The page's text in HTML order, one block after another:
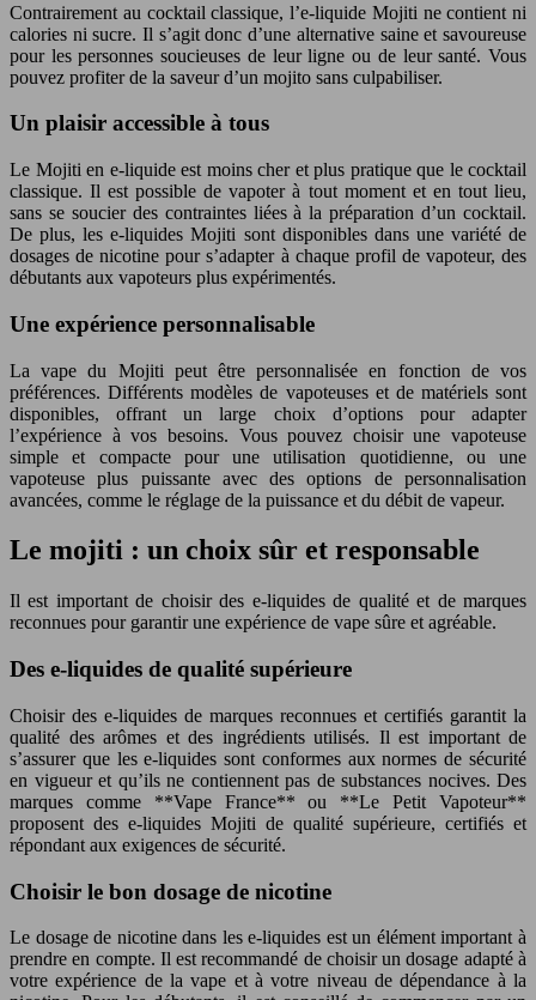
Contrairement au cocktail classique, l’e-liquide Mojiti ne contient ni
calories ni sucre. Il s’agit donc d’une alternative saine et savoureuse
pour les personnes soucieuses de leur ligne ou de leur santé. Vous
pouvez profiter de la saveur d’un mojito sans culpabiliser.
Un plaisir accessible à tous
Le Mojiti en e-liquide est moins cher et plus pratique que le cocktail
classique. Il est possible de vapoter à tout moment et en tout lieu,
sans se soucier des contraintes liées à la préparation d’un cocktail.
De plus, les e-liquides Mojiti sont disponibles dans une variété de
dosages de nicotine pour s’adapter à chaque profil de vapoteur, des
débutants aux vapoteurs plus expérimentés.
Une expérience personnalisable
La vape du Mojiti peut être personnalisée en fonction de vos
préférences. Différents modèles de vapoteuses et de matériels sont
disponibles, offrant un large choix d’options pour adapter
l’expérience à vos besoins. Vous pouvez choisir une vapoteuse
simple et compacte pour une utilisation quotidienne, ou une
vapoteuse plus puissante avec des options de personnalisation
avancées, comme le réglage de la puissance et du débit de vapeur.
Le mojiti : un choix sûr et responsable
Il est important de choisir des e-liquides de qualité et de marques
reconnues pour garantir une expérience de vape sûre et agréable.
Des e-liquides de qualité supérieure
Choisir des e-liquides de marques reconnues et certifiés garantit la
qualité des arômes et des ingrédients utilisés. Il est important de
s’assurer que les e-liquides sont conformes aux normes de sécurité
en vigueur et qu’ils ne contiennent pas de substances nocives. Des
marques comme **Vape France** ou **Le Petit Vapoteur**
proposent des e-liquides Mojiti de qualité supérieure, certifiés et
répondant aux exigences de sécurité.
Choisir le bon dosage de nicotine
Le dosage de nicotine dans les e-liquides est un élément important à
prendre en compte. Il est recommandé de choisir un dosage adapté à
votre expérience de la vape et à votre niveau de dépendance à la